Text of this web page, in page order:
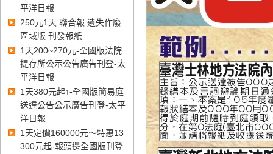
平洋日報
250元1天 聯合報 遺失作廢
區域版 刊發報紙
1天200~270元-全國版法院
提存所公示公告廣告刊登-太
平洋日報
1天380元起↑-全國版簡易庭
送達公告公示廣告刊登-太平
洋日報
1天定價160000元～特惠13
300元起-報頭邊全國版刊登